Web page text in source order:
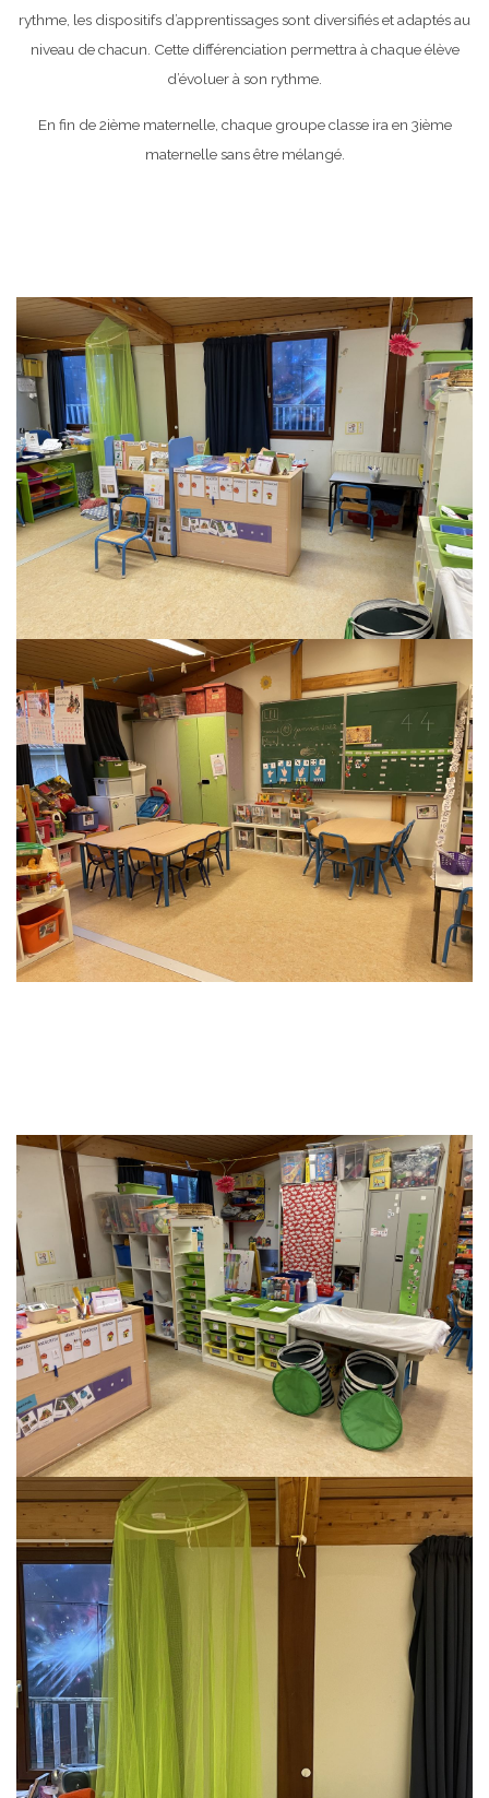
rythme, les dispositifs d’apprentissages sont diversifiés et adaptés au
niveau de chacun. Cette différenciation permettra à chaque élève
d’évoluer à son rythme.
En fin de 2ième maternelle, chaque groupe classe ira en 3ième
maternelle sans être mélangé.